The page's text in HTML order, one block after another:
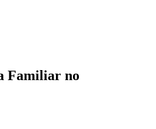
Familiar no